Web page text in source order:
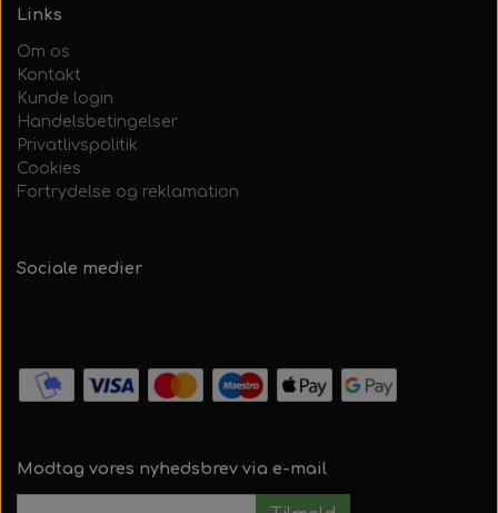
Links
Om os
Kontakt
Kunde login
Handelsbetingelser
Privatlivspolitik
Cookies
Fortrydelse og reklamation
Sociale medier
Modtag vores nyhedsbrev via e-mail